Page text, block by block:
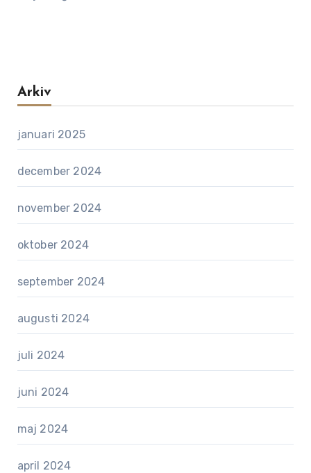
Arkiv
januari 2025
december 2024
november 2024
oktober 2024
september 2024
augusti 2024
juli 2024
juni 2024
maj 2024
april 2024